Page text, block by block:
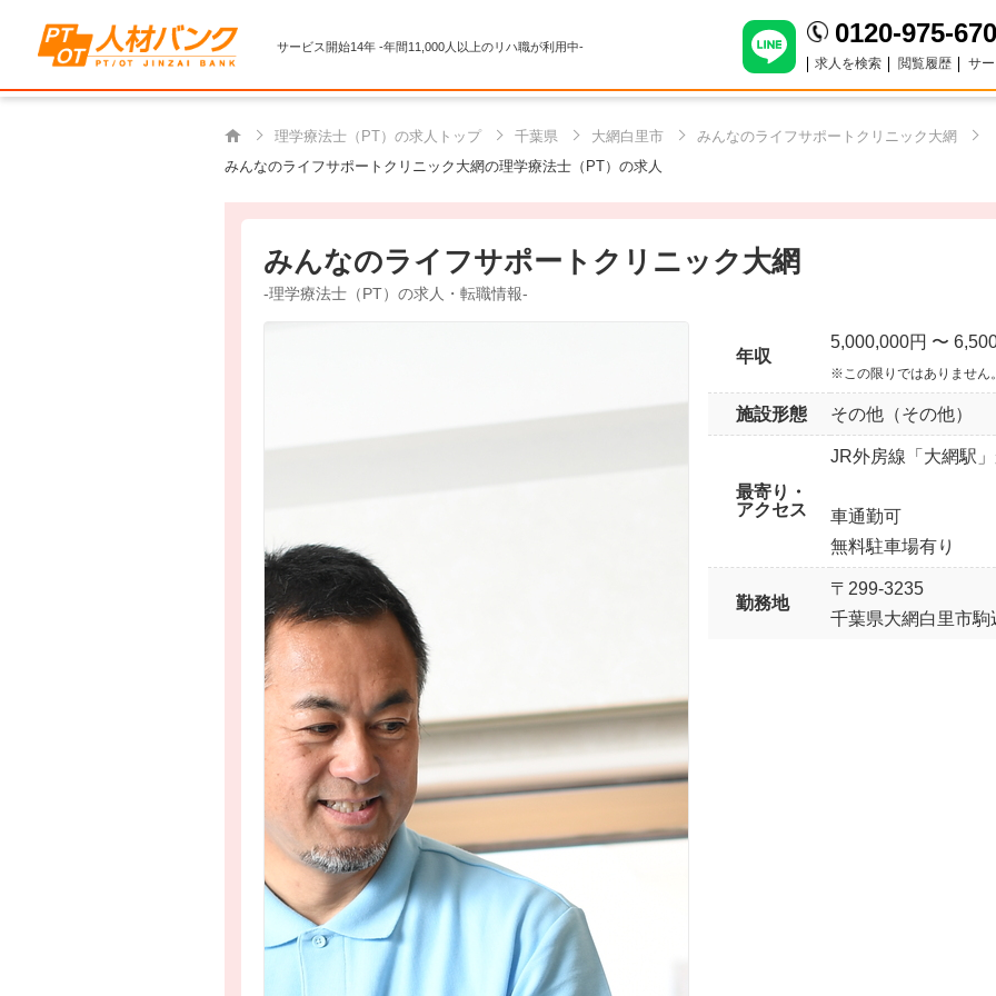
サービス開始14年 -年間11,000人以上のリハ職が利用中- 0120-975-670
求人を検索 閲覧履歴 サ
理学療法士（PT）の求人トップ 千葉県 大網白里市
みんなのライフサポートクリニック大網
みんなのライフサポートクリニック大網の理学療法士（PT）の求人
みんなのライフサポートクリニック大網
-理学療法士（PT）の求人・転職情報-
年収
5,000,000円 〜
※この限りではありません
施設形態 その他（その他）
最寄り・
アクセス
JR外房線「大網駅
車通勤可
無料駐車場有り
勤務地
〒299-3235
千葉県大網白里市駒